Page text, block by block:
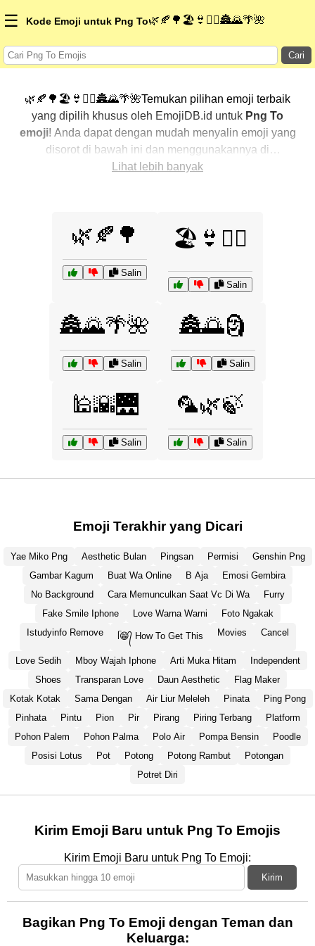
☰ Kode Emoji untuk Png To🌿🍂🌳🏖️👙🏊‍♂️🏯🌄🌴🌺
Cari
🌿🍂🌳🏖️👙🏊‍♂️🏯🌄🌴🌺Temukan pilihan emoji terbaik
yang dipilih khusus oleh EmojiDB.id untuk Png To
emoji! Anda dapat dengan mudah menyalin emoji yang
disorot di bawah ini dan menggunakannya di
percakapan Anda untuk menambahkan sentuhan
lainnya untuk menemukan cara baru dalam
Png To dengan emoji
Lihat lebih banyak
🌿🍂🌳
Salin
🏖️👙🏊‍♂️
Salin
🏯🌄🌴🌺
Salin
🏯🌅🗿
Salin
🕌🌇🌉
Salin
🦜🌿🍃
Salin
Emoji Terakhir yang Dicari
Yae Miko Png Aesthetic Bulan Pingsan Permisi
Genshin Png
Gambar Kagum
Buat Wa Online B Aja
Emosi Gembira
No Background
Cara Memunculkan Saat Vc Di Wa
Furry
Fake Smile Iphone
Love Warna Warni
Foto Ngakak
Istudyinfo Remove
ᥬ😁᭄ How To Get This Movies Cancel
Love Sedih Mboy Wajah Iphone Arti Muka Hitam
Independent
Shoes
Transparan Love Daun Aesthetic
Flag Maker
Kotak Kotak
Sama Dengan Air Liur Meleleh Pinata
Ping Pong
Pinhata
Pintu Pion Pir Pirang Piring Terbang
Platform
Pohon Palem
Pohon Palma Polo Air Pompa Bensin
Poodle
Posisi Lotus
Pot Potong Potong Rambut
Potongan
Potret Diri
Kirim Emoji Baru untuk Png To Emojis
Kirim Emoji Baru untuk Png To Emoji:
Kirim
Bagikan Png To Emoji dengan Teman dan
Keluarga: